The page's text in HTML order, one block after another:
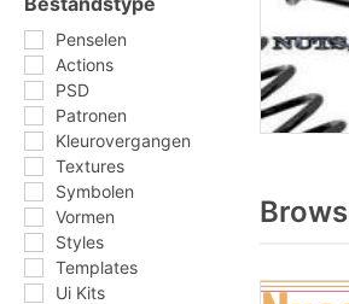
Penselen
Actions
PSD
Patronen
Kleurovergangen
Textures
Symbolen
Vormen
Styles
Templates
Ui Kits